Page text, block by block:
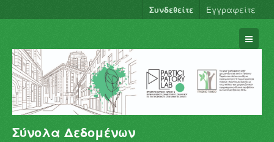
Συνδεθείτε Εγγραφείτε
Σύνολα Δεδομένων
Σύνολα Δεδομένων